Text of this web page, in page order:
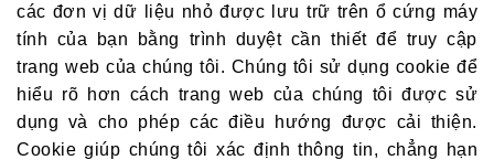
các đơn vị dữ liệu nhỏ được lưu trữ trên ổ cứng máy
tính của bạn bằng trình duyệt cần thiết để truy cập
trang web của chúng tôi. Chúng tôi sử dụng cookie để
hiểu rõ hơn cách trang web của chúng tôi được sử
dụng và cho phép các điều hướng được cải thiện.
Cookie giúp chúng tôi xác định thông tin, chẳng hạn